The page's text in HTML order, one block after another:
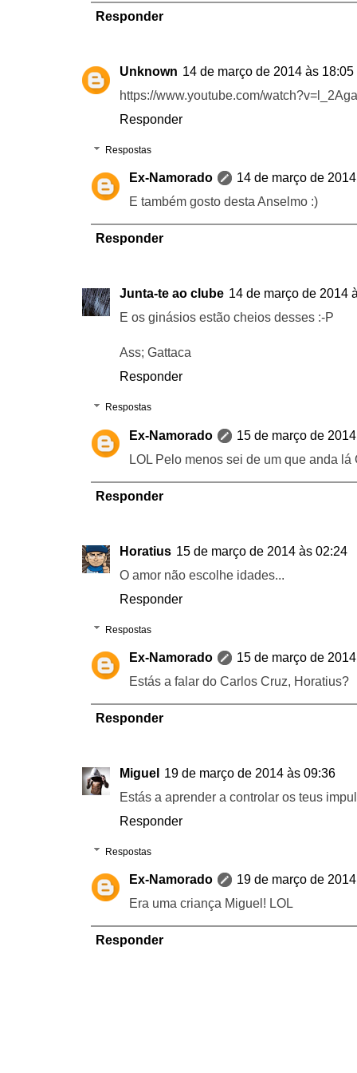
Responder
Unknown 14 de março de 2014 às 18:05
https://www.youtube.com/
Responder
Respostas
Ex-Namorado
14 de março de
E também gosto desta Anselmo :)
Responder
Junta-te ao clube 14 de março de 2014
E os ginásios estão cheios desses :-P
Ass; Gattaca
Responder
Respostas
Ex-Namorado
15 de março de
LOL Pelo menos sei de um que anda lá
Responder
Horatius 15 de março de 2014 às 02:24
O amor não escolhe idades...
Responder
Respostas
Ex-Namorado
15 de março de
Estás a falar do Carlos Cruz, Horatius?
Responder
Miguel
19 de março de 2014 às 09:36
Estás a aprender a controlar os teus
Responder
Respostas
Ex-Namorado
19 de março de
Era uma criança Miguel! LOL
Responder